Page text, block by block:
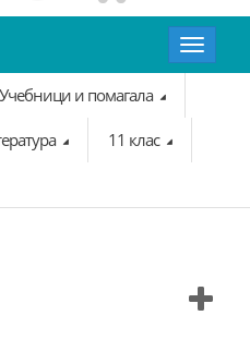
Toggle
Учебници и помагала
11 клас